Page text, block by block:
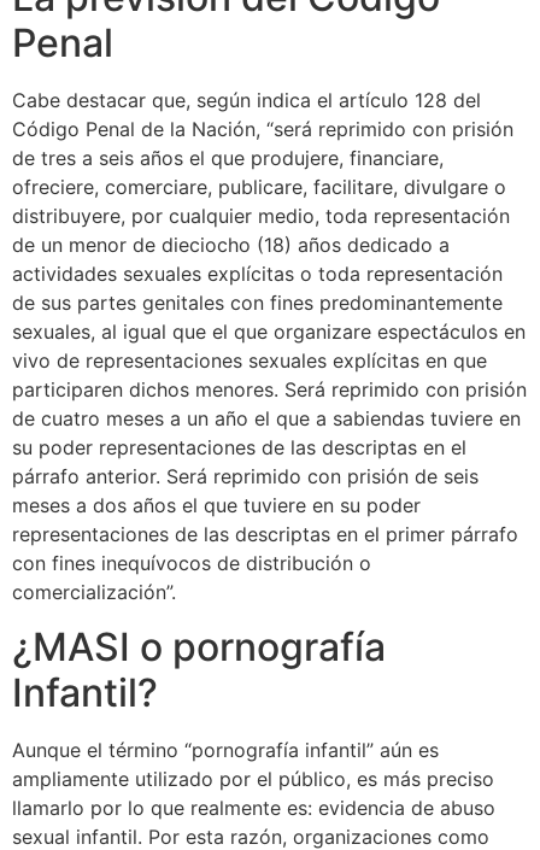
Penal
Cabe destacar que, según indica el artículo 128 del
Código Penal de la Nación, “será reprimido con prisión
de tres a seis años el que produjere, financiare,
ofreciere, comerciare, publicare, facilitare, divulgare o
distribuyere, por cualquier medio, toda representación
de un menor de dieciocho (18) años dedicado a
actividades sexuales explícitas o toda representación
de sus partes genitales con fines predominantemente
sexuales, al igual que el que organizare espectáculos en
vivo de representaciones sexuales explícitas en que
participaren dichos menores. Será reprimido con prisión
de cuatro meses a un año el que a sabiendas tuviere en
su poder representaciones de las descriptas en el
párrafo anterior. Será reprimido con prisión de seis
meses a dos años el que tuviere en su poder
representaciones de las descriptas en el primer párrafo
con fines inequívocos de distribución o
comercialización”.
¿MASI o pornografía
Infantil?
Aunque el término “pornografía infantil” aún es
ampliamente utilizado por el público, es más preciso
llamarlo por lo que realmente es: evidencia de abuso
sexual infantil. Por esta razón, organizaciones como